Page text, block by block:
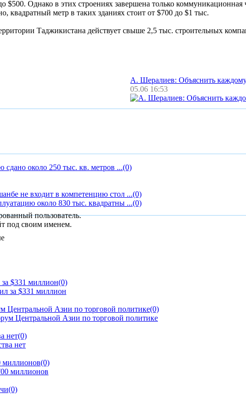
Однако в этих строениях завершена только коммуникационная
квадратный метр в таких зданиях стоит от $700 до $1 тыс.
Таджикистана действует свыше 2,5 тыс. строительных
А. Шералиев: Объяснить
05.06 16:53
сдано около 250 тыс. кв. метров ...(0)
не входит в компетенцию стол ...(0)
около 830 тыс. квадратны ...(0)
пользователь.
под своим именем.
$331 миллион(0)
Центральной Азии по торговой политике(0)
нет(0)
миллионов(0)
(0)